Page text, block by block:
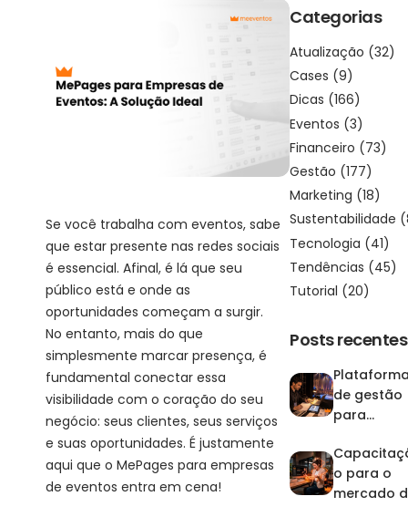
Se você trabalha com eventos, sabe
que estar presente nas redes sociais
é essencial. Afinal, é lá que seu
público está e onde as
oportunidades começam a surgir.
No entanto, mais do que
simplesmente marcar presença, é
fundamental conectar essa
visibilidade com o coração do seu
negócio: seus clientes, seus serviços
e suas oportunidades. É justamente
aqui que o MePages para empresas
de eventos entra em cena!
Categorias
Atualização (32)
Cases (9)
Dicas (166)
Eventos (3)
Financeiro (73)
Gestão (177)
Marketing (18)
Sustentabilidade
Tecnologia (41)
Tendências (45)
Tutorial (20)
Posts recentes
de gestão
para
domine a
agenda e
financeiro
o para o
mercado